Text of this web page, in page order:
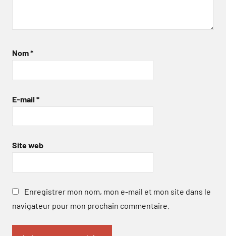
Nom*
E-mail *
Site web
Enregistrer mon nom, mon e-mail et mon site dans le
navigateur pour mon prochain commentaire.